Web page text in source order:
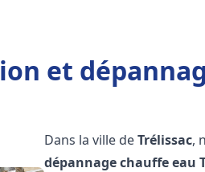
et
Dans la ville deTrélissac,
dépannage chauffe eau